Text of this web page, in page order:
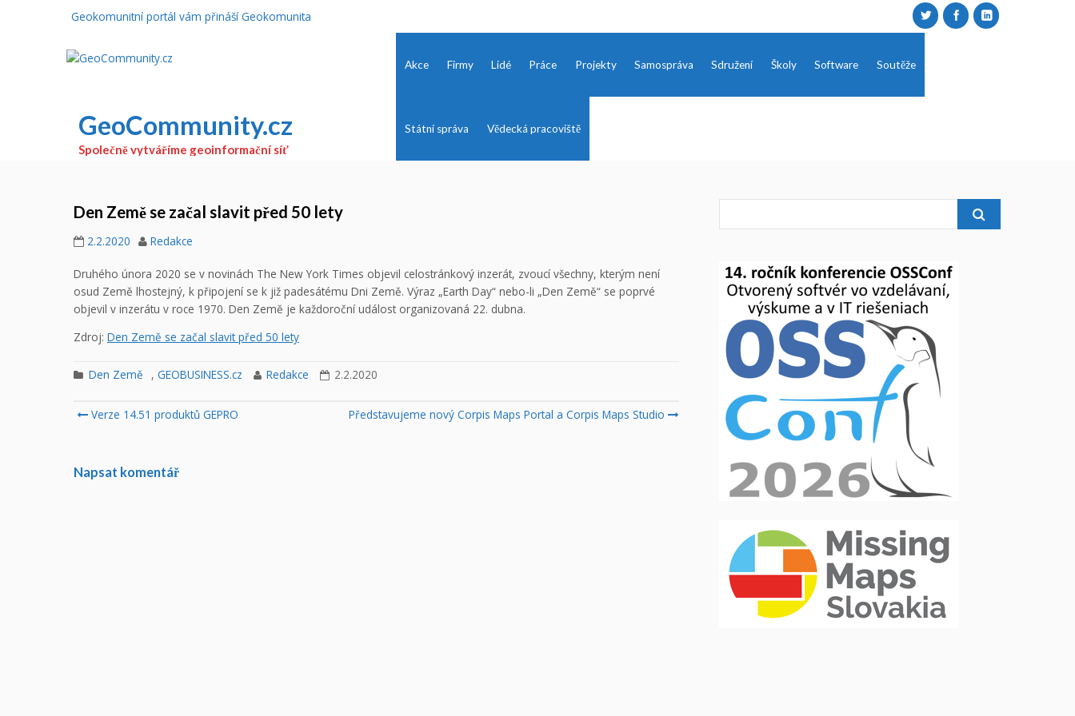
Geokomunitní portál vám přináší Geokomunita
GeoCommunity.cz
Společně vytváříme geoinformační síť
Akce Firmy Lidé Práce Projekty Samospráva Sdružení Školy Software Soutěže
Státní správa Vědecká pracoviště
Den Země se začal slavit před 50 lety
2.2.2020 Redakce
Druhého února 2020 se v novinách The New York Times objevil celostránkový inzerát, zvoucí všechny, kterým není
osud Země lhostejný, k připojení se k již padesátému Dni Země. Výraz „Earth Day“ nebo-li „Den Země“ se poprvé
objevil v inzerátu v roce 1970. Den Země je každoroční událost organizovaná 22. dubna.
Zdroj: Den Země se začal slavit před 50 lety
Den Země , GEOBUSINESS.cz Redakce 2.2.2020
PostVerze 14.51 produktů GEPRO Představujeme nový Corpis Maps Portal a Corpis Maps Studio
Napsat komentář